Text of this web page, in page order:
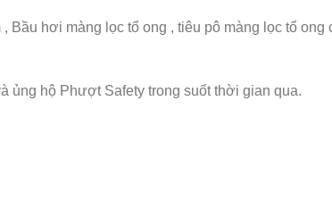
hơi màng lọc tổ ong , tiêu pô màng lọc tổ ong
hộ Phượt Safety trong suốt thời gian qua.